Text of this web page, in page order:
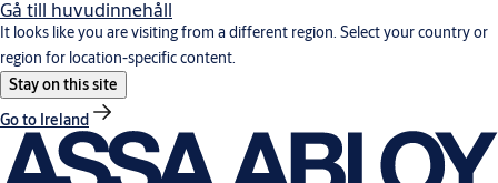
Gå till huvudinnehåll
It looks like you are visiting from a different region. Select your country or
region for location-specific content.
Stay on this site
Go to Ireland